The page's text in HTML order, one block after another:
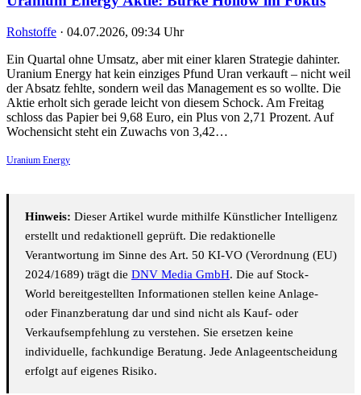
Rohstoffe · 04.07.2026, 09:34 Uhr
Ein Quartal ohne Umsatz, aber mit einer klaren Strategie dahinter.
Uranium Energy hat kein einziges Pfund Uran verkauft – nicht weil
der Absatz fehlte, sondern weil das Management es so wollte. Die
Aktie erholt sich gerade leicht von diesem Schock. Am Freitag
schloss das Papier bei 9,68 Euro, ein Plus von 2,71 Prozent. Auf
Wochensicht steht ein Zuwachs von 3,42…
Uranium Energy
Hinweis: Dieser Artikel wurde mithilfe Künstlicher Intelligenz
erstellt und redaktionell geprüft. Die redaktionelle
Verantwortung im Sinne des Art. 50 KI-VO (Verordnung (EU)
2024/1689) trägt die DNV Media GmbH. Die auf Stock-
World bereitgestellten Informationen stellen keine Anlage-
oder Finanzberatung dar und sind nicht als Kauf- oder
Verkaufsempfehlung zu verstehen. Sie ersetzen keine
individuelle, fachkundige Beratung. Jede Anlageentscheidung
erfolgt auf eigenes Risiko.